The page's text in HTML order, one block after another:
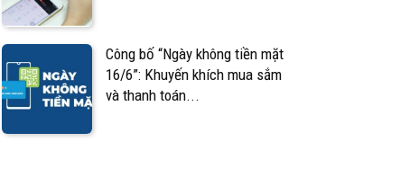
Công bố “Ngày không tiền mặt
16/6”: Khuyến khích mua sắm
và thanh toán...